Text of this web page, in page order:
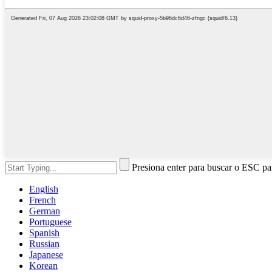
Presiona enter para buscar o ESC
English
French
German
Portuguese
Spanish
Russian
Japanese
Korean